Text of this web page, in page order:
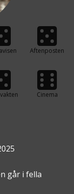
Aftenposten
Cinema
går i fella